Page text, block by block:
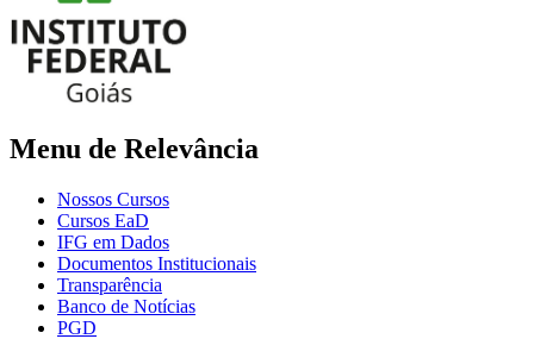
Menu de Relevância
Nossos Cursos
Cursos EaD
IFG em Dados
Documentos Institucionais
Transparência
Banco de Notícias
PGD